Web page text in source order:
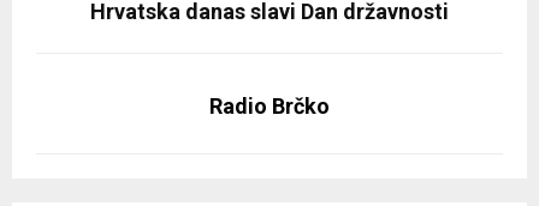
Hrvatska danas slavi Dan državnosti
Radio Brčko